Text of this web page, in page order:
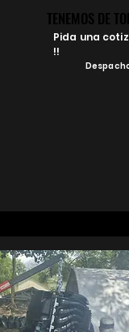
TENEMOS DE
TENEMOS DE
Pida una
!!